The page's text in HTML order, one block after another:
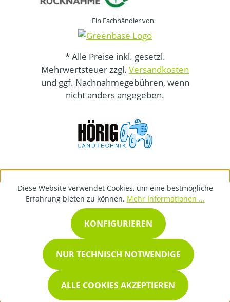
Ein Fachhändler von
* Alle Preise inkl. gesetzl.
Mehrwertsteuer zzgl. Versandkosten
und ggf. Nachnahmegebühren, wenn
nicht anders angegeben.
Diese Website verwendet Cookies, um eine bestmögliche
Erfahrung bieten zu können. Mehr Informationen ...
NUR TECHNISCH NOTWENDIGE
KONFIGURIEREN
ALLE COOKIES AKZEPTIEREN